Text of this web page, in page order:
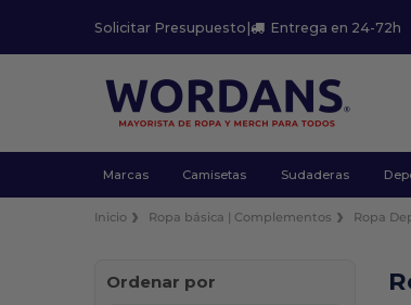
Solicitar Presupuesto | Entrega en 24-72h
Marcas Camisetas Sudaderas
Inicio Ropa básica | Complementos Ropa
Ordenar por